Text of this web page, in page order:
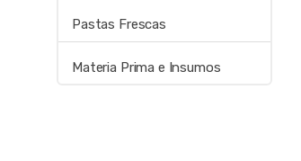
Pastas Frescas
Materia Prima e Insumos